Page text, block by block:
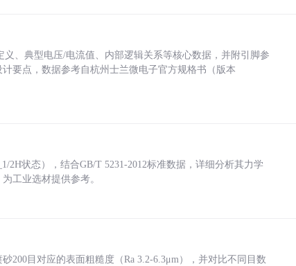
、典型电压/电流值、内部逻辑关系等核心数据，并附引脚参
要点，数据参考自杭州士兰微电子官方规格书（版本
2H状态），结合GB/T 5231-2012标准数据，详细分析其力学
工业选材提供参考。
200目对应的表面粗糙度（Ra 3.2-6.3μm），并对比不同目数